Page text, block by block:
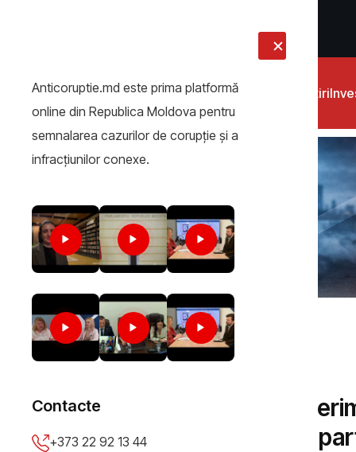
Știri
Anticoruptie.md este prima platformă
online din Republica Moldova pentru
semnalarea cazurilor de corupţie şi a
infracţiunilor conexe.
Contacte
+373 22 92 13 44
Cum a trecut șeful
Serghei Gavajuc, un